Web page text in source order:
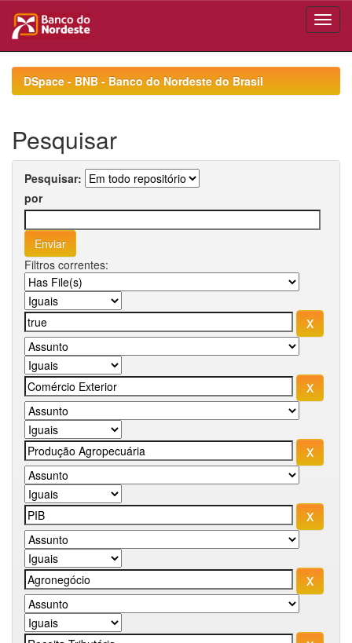
navigationDSpace - BNB - Banco do Nordeste do Brasil
Pesquisar
Pesquisar:
por
Filtros correntes: